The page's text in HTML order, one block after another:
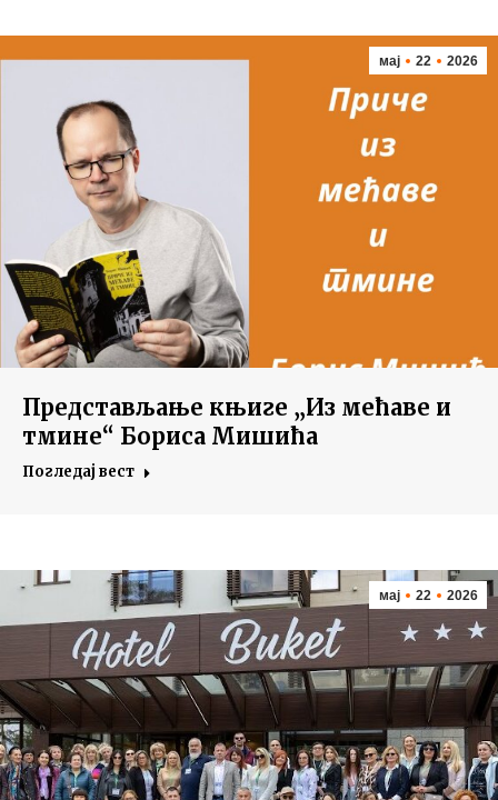
мај 22 2026
Представљање књиге „Из мећаве и
тмине“ Бориса Мишића
Погледај вест
мај 22 2026